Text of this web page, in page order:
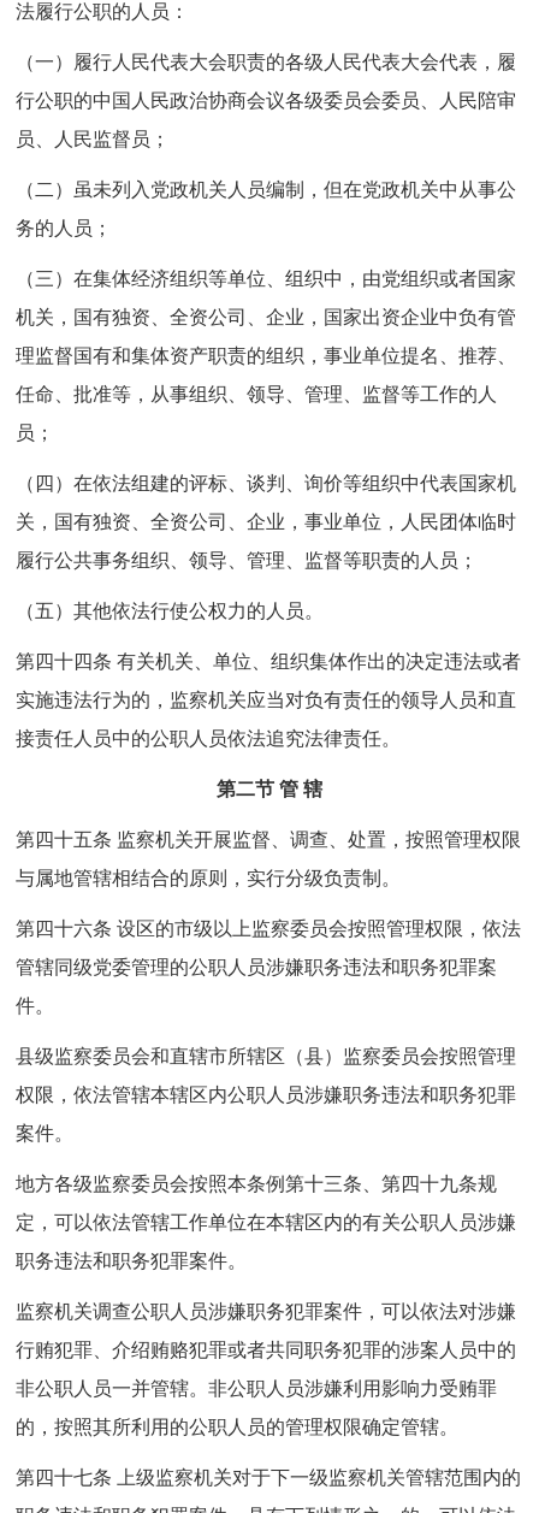
法履行公职的人员：
（一）履行人民代表大会职责的各级人民代表大会代表，履
行公职的中国人民政治协商会议各级委员会委员、人民陪审
员、人民监督员；
（二）虽未列入党政机关人员编制，但在党政机关中从事公
务的人员；
（三）在集体经济组织等单位、组织中，由党组织或者国家
机关，国有独资、全资公司、企业，国家出资企业中负有管
理监督国有和集体资产职责的组织，事业单位提名、推荐、
任命、批准等，从事组织、领导、管理、监督等工作的人
员；
（四）在依法组建的评标、谈判、询价等组织中代表国家机
关，国有独资、全资公司、企业，事业单位，人民团体临时
履行公共事务组织、领导、管理、监督等职责的人员；
（五）其他依法行使公权力的人员。
第四十四条 有关机关、单位、组织集体作出的决定违法或者
实施违法行为的，监察机关应当对负有责任的领导人员和直
接责任人员中的公职人员依法追究法律责任。
第二节 管 辖
第四十五条 监察机关开展监督、调查、处置，按照管理权限
与属地管辖相结合的原则，实行分级负责制。
第四十六条 设区的市级以上监察委员会按照管理权限，依法
管辖同级党委管理的公职人员涉嫌职务违法和职务犯罪案
件。
县级监察委员会和直辖市所辖区（县）监察委员会按照管理
权限，依法管辖本辖区内公职人员涉嫌职务违法和职务犯罪
案件。
地方各级监察委员会按照本条例第十三条、第四十九条规
定，可以依法管辖工作单位在本辖区内的有关公职人员涉嫌
职务违法和职务犯罪案件。
监察机关调查公职人员涉嫌职务犯罪案件，可以依法对涉嫌
行贿犯罪、介绍贿赂犯罪或者共同职务犯罪的涉案人员中的
非公职人员一并管辖。非公职人员涉嫌利用影响力受贿罪
的，按照其所利用的公职人员的管理权限确定管辖。
第四十七条 上级监察机关对于下一级监察机关管辖范围内的